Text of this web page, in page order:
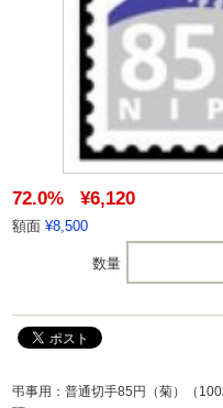
72.0% ¥6,120
額面 ¥8,500
数量
弔事用：普通切手85円（菊）（